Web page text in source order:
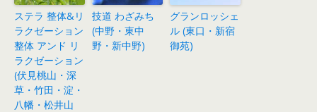
ステラ 整体&リ
ラクゼーション
整体 アンド リ
ラクゼーション
(伏見桃山・深
草・竹田・淀・
八幡・松井山
技道 わざみち
(中野・東中
野・新中野)
グランロッシェ
ル (東口・新宿
御苑)